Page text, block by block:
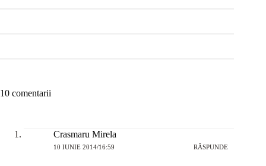
10 comentarii
Crasmaru Mirela
10 IUNIE 2014/16:59 RĂSPUNDE